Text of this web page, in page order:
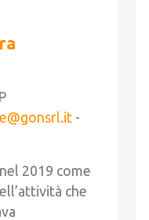
-
2019 come
che